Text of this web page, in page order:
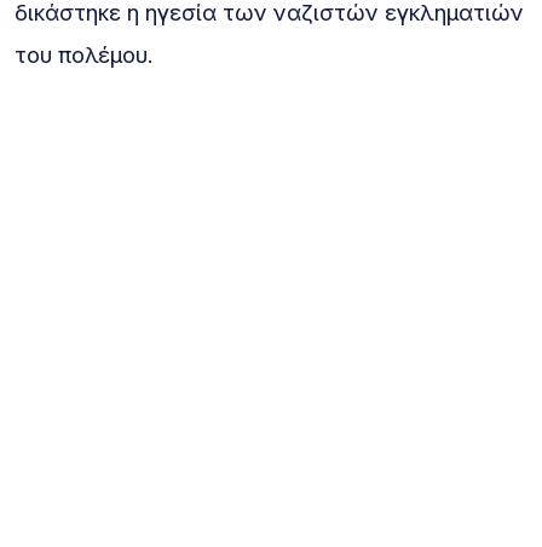
δικάστηκε η ηγεσία των ναζιστών εγκληματιών
του πολέμου.